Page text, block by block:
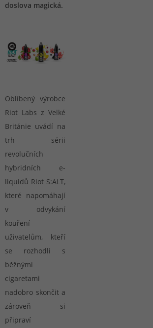
doslova magická.
Oblíbený výrobce
Riot Labs z Velké
Británie uvádí na
trh sérii
revolučních
hybridních e-
liquidů Riot S:ALT,
které napomáhají
v odvykání
kouření
uživatelům, kteří
se rozhodli s
běžnými
cigaretami
nadobro skončit a
zároveň si
připraví